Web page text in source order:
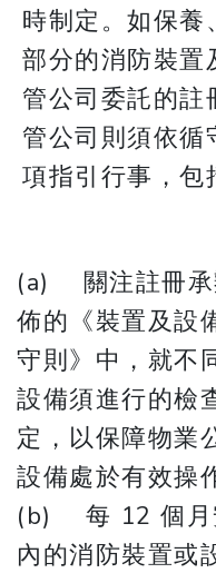
時制定。如保養
部分的消防裝置
管公司委託的註
管公司則須依循
項指引行事，包
(a) 關注註冊承
佈的《裝置及設
守則》中，就不
設備須進行的檢
定，以保障物業
設備處於有效操
(b) 每 12 個月
內的消防裝置或